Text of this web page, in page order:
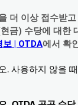
더 이상 접수받
금) 수당에 대한
| OTDA에서 확
. 사용하지 않을